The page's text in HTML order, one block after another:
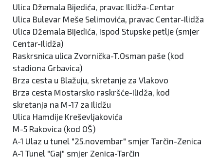
Ulica Džemala Bijedića, pravac Ilidža-Centar
Ulica Bulevar Meše Selimovića, pravac Centar-Ilidža
Ulica Džemala Bijedića, ispod Stupske petlje (smjer
Centar-Ilidža)
Raskrsnica ulica Zvornička-T.Osman paše (kod
stadiona Grbavica)
Brza cesta u Blažuju, skretanje za Vlakovo
Brza cesta Mostarsko raskršće-Ilidža, kod
skretanja na M-17 za Ilidžu
Ulica Hamdije Kreševljakovića
M-5 Rakovica (kod OŠ)
A-1 Ulaz u tunel "25.novembar" smjer Tarčin-Zenica
A-1 Tunel "Gaj" smjer Zenica-Tarčin